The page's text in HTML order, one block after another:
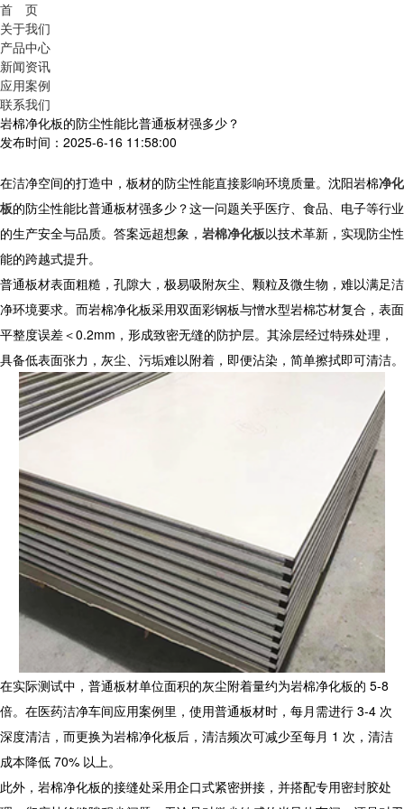
首 页
关于我们
产品中心
新闻资讯
应用案例
联系我们
岩棉净化板的防尘性能比普通板材强多少？
发布时间：2025-6-16 11:58:00
在洁净空间的打造中，板材的防尘性能直接影响环境质量。 沈阳岩棉净化
板的防尘性能比普通板材强多少？这一问题关乎医疗、食品、电子等行业
的生产安全与品质。答案远超想象， 岩棉净化板以技术革新，实现防尘性
能的跨越式提升。
普通板材表面粗糙，孔隙大，极易吸附灰尘、颗粒及微生物，难以满足洁
净环境要求。而岩棉净化板采用双面彩钢板与憎水型岩棉芯材复合，表面
平整度误差＜0.2mm，形成致密无缝的防护层。其涂层经过特殊处理，
具备低表面张力，灰尘、污垢难以附着，即便沾染，简单擦拭即可清洁。
在实际测试中，普通板材单位面积的灰尘附着量约为岩棉净化板的 5-8
倍。在医药洁净车间应用案例里，使用普通板材时，每月需进行 3-4 次
深度清洁，而更换为岩棉净化板 后，清洁频次可减少至每月 1 次，清洁
成本降低 70% 以上。
此外， 岩棉净化板的接缝处采用企口式紧密拼接，并搭配专用密封胶处